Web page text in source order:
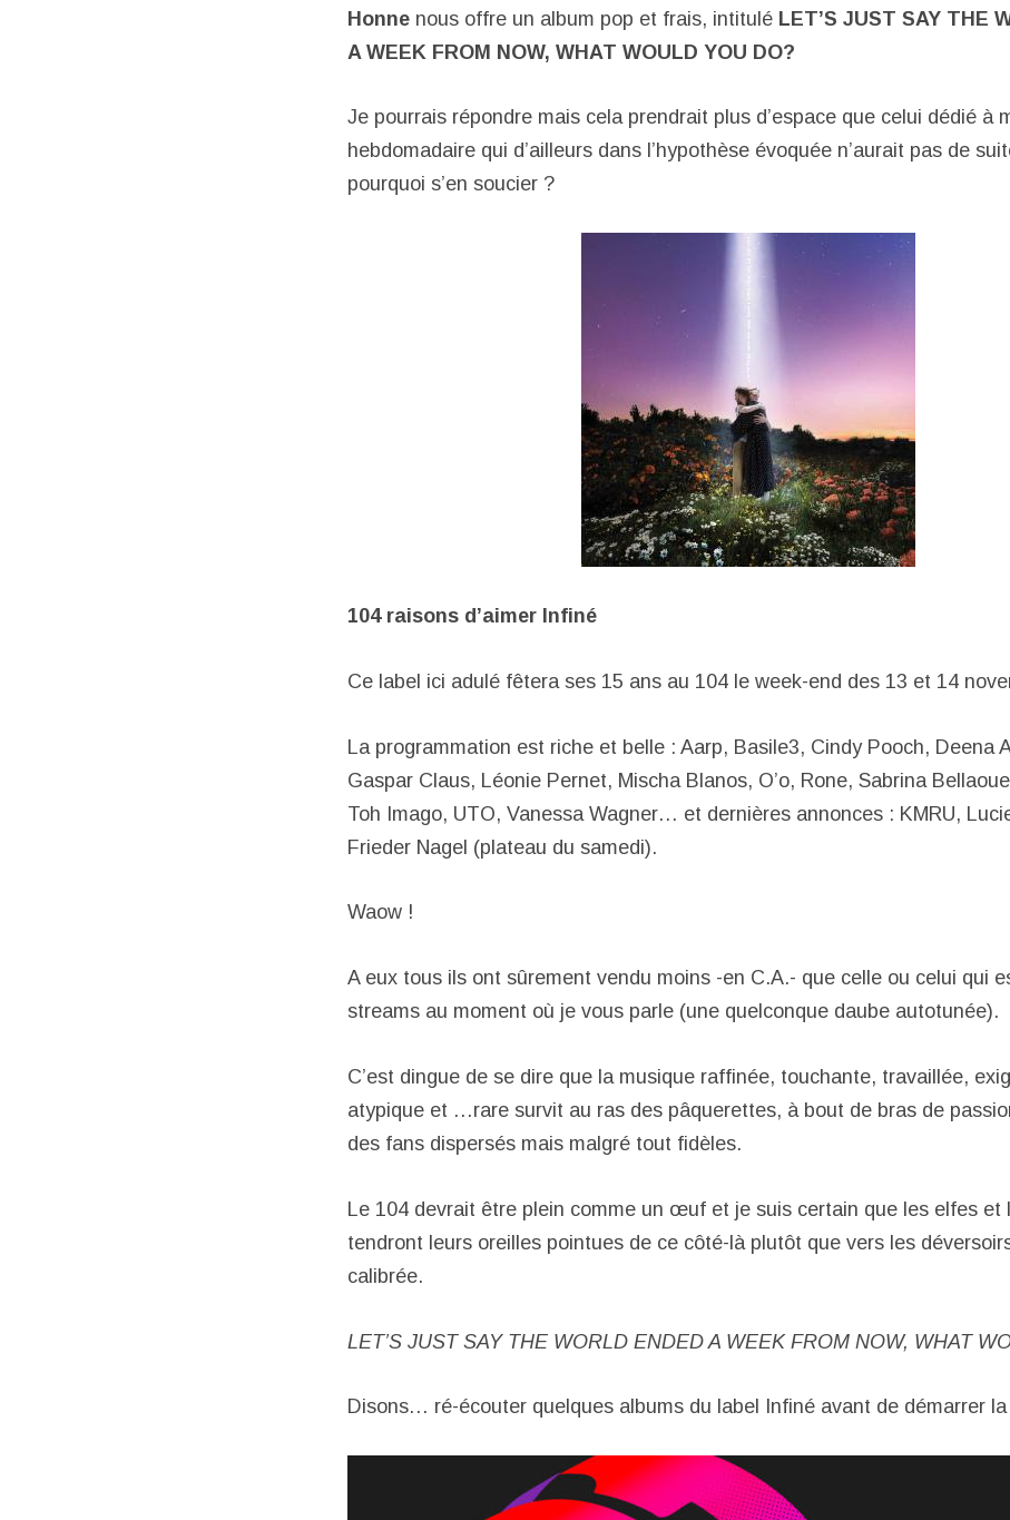
Honne nous offre un album pop et frais, intitulé LET’S JUST SAY THE
A WEEK FROM NOW, WHAT WOULD YOU DO?
Je pourrais répondre mais cela prendrait plus d’espace que celui dédié à
hebdomadaire qui d’ailleurs dans l’hypothèse évoquée n’aurait pas de
pourquoi s’en soucier ?
104 raisons d’aimer Infiné
Ce label ici adulé fêtera ses 15 ans au 104 le week-end des 13 et 14
La programmation est riche et belle : Aarp, Basile3, Cindy Pooch, Deena
Gaspar Claus, Léonie Pernet, Mischa Blanos, O’o, Rone, Sabrina
Toh Imago, UTO, Vanessa Wagner… et dernières annonces : KMRU,
Frieder Nagel (plateau du samedi).
Waow !
A eux tous ils ont sûrement vendu moins -en C.A.- que celle ou celui qui
streams au moment où je vous parle (une quelconque daube autotunée).
C’est dingue de se dire que la musique raffinée, touchante, travaillée,
atypique et …rare survit au ras des pâquerettes, à bout de bras de
des fans dispersés mais malgré tout fidèles.
Le 104 devrait être plein comme un œuf et je suis certain que les elfes et
tendront leurs oreilles pointues de ce côté-là plutôt que vers les
calibrée.
LET’S JUST SAY THE WORLD ENDED A WEEK FROM NOW, WHAT
Disons… ré-écouter quelques albums du label Infiné avant de démarrer